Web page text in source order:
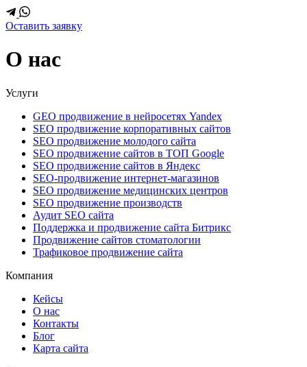
Оставить заявку
О нас
Услуги
GEO продвижение в нейросетях Yandex
SEO продвижение корпоративных сайтов
SEO продвижение молодого сайта
SEO продвижение сайтов в ТОП Google
SEO продвижение сайтов в Яндекс
SEO-продвижение интернет-магазинов
SEO продвижение медицинских центров
SEO продвижение производств
Аудит SEO сайта
Поддержка и продвижение сайта Битрикс
Продвижение сайтов стоматологии
Трафиковое продвижение сайта
Компания
Кейсы
О нас
Контакты
Блог
Карта сайта